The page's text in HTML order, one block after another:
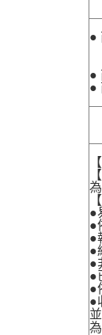
●
●
●
●
●
●
●
●
●
●
●